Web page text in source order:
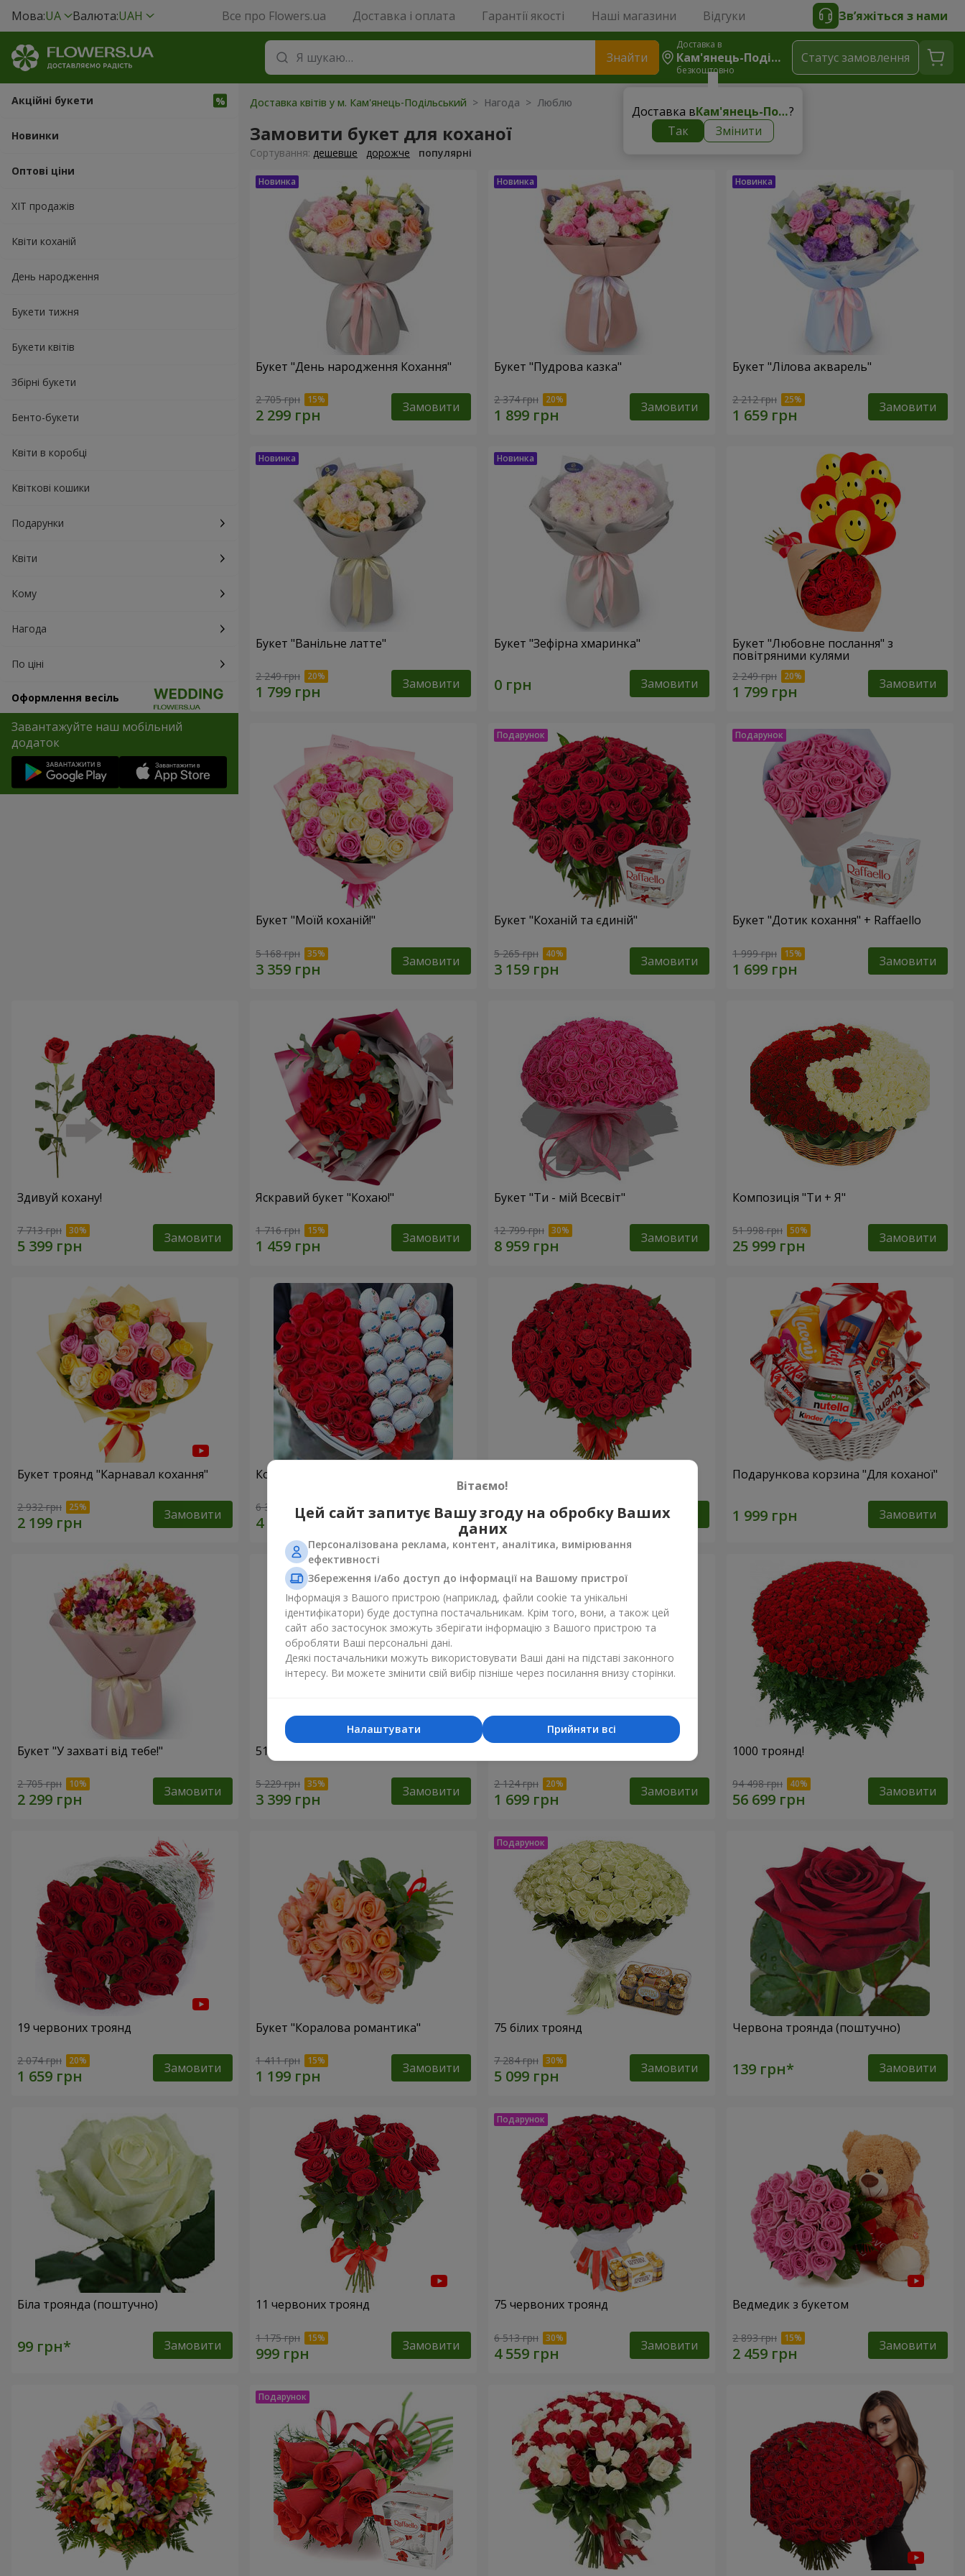
Мова:UA Валюта:UAH Все про Flowers.ua Доставка і оплата Гарантії якості Наші магазини Відгуки Зв’яжіться з нами
Знайти
Доставка в
Кам'янець-Подільський
безкоштовно
Доставка в Кам'янець-Подільський?
Так
Змінити
Статус замовлення
Акційні букети
Новинки
Оптові ціни
ХІТ продажів
Квіти коханій
День народження
Букети тижня
Букети квітів
Збірні букети
Бенто-букети
Квіти в коробці
Квіткові кошики
Подарунки
Квіти
Кому
Нагода
По ціні
Оформлення весіль
Завантажуйте наш мобільний
додаток
Доставка квітів у м. Кам'янець-Подільський > Нагода > Люблю
Замовити букет для коханої
Сортування: дешевше дорожче популярні
Букет "День народження Кохання"
2 705 грн Замовити
Букет "Пудрова казка"
2 374 грн Замовити
Букет "Лілова акварель"
2 212 грн Замовити
Букет "Ванільне латте"
2 249 грн Замовити
Букет "Зефірна хмаринка"
Замовити
Букет "Любовне послання" з
повітряними кулями
2 249 грн Замовити
Букет "Моїй коханій!"
5 168 грн Замовити
Букет "Коханій та єдиній"
5 265 грн Замовити
Букет "Дотик кохання" + Raffaello
1 999 грн Замовити
Здивуй кохану!
7 713 грн Замовити
Яскравий букет "Кохаю!"
1 716 грн Замовити
Букет "Ти - мій Всесвіт"
12 799 грн Замовити
Композиція "Ти + Я"
51 998 грн Замовити
Букет троянд "Карнавал кохання"
2 932 грн Замовити
Композиція в коробці "Коханій"
6 345 грн Замовити 9 744 грн Замовити
Подарункова корзина "Для коханої"
Замовити
Букет "У захваті від тебе!"
2 705 грн Замовити
51 біла троянда
5 229 грн Замовити 2 124 грн Замовити
1000 троянд!
94 498 грн Замовити
19 червоних троянд
2 074 грн Замовити
Букет "Коралова романтика"
1 411 грн Замовити
75 білих троянд
7 284 грн Замовити
Червона троянда (поштучно)
Замовити
Біла троянда (поштучно)
Замовити
11 червоних троянд
1 175 грн Замовити
75 червоних троянд
6 513 грн Замовити
Ведмедик з букетом
2 893 грн Замовити
Вітаємо!
Цей сайт запитує Вашу згоду на обробку Ваших
даних
Персоналізована реклама, контент, аналітика, вимірювання
ефективності
Збереження і/або доступ до інформації на Вашому пристрої
Інформація з Вашого пристрою (наприклад, файли cookie та унікальні
ідентифікатори) буде доступна постачальникам. Крім того, вони, а також цей
сайт або застосунок зможуть зберігати інформацію з Вашого пристрою та
обробляти Ваші персональні дані.
Деякі постачальники можуть використовувати Ваші дані на підставі законного
інтересу. Ви можете змінити свій вибір пізніше через посилання внизу сторінки.
Прийняти всі
Налаштувати